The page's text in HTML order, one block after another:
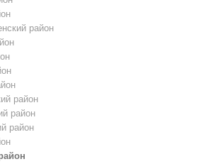
район
район
район
район